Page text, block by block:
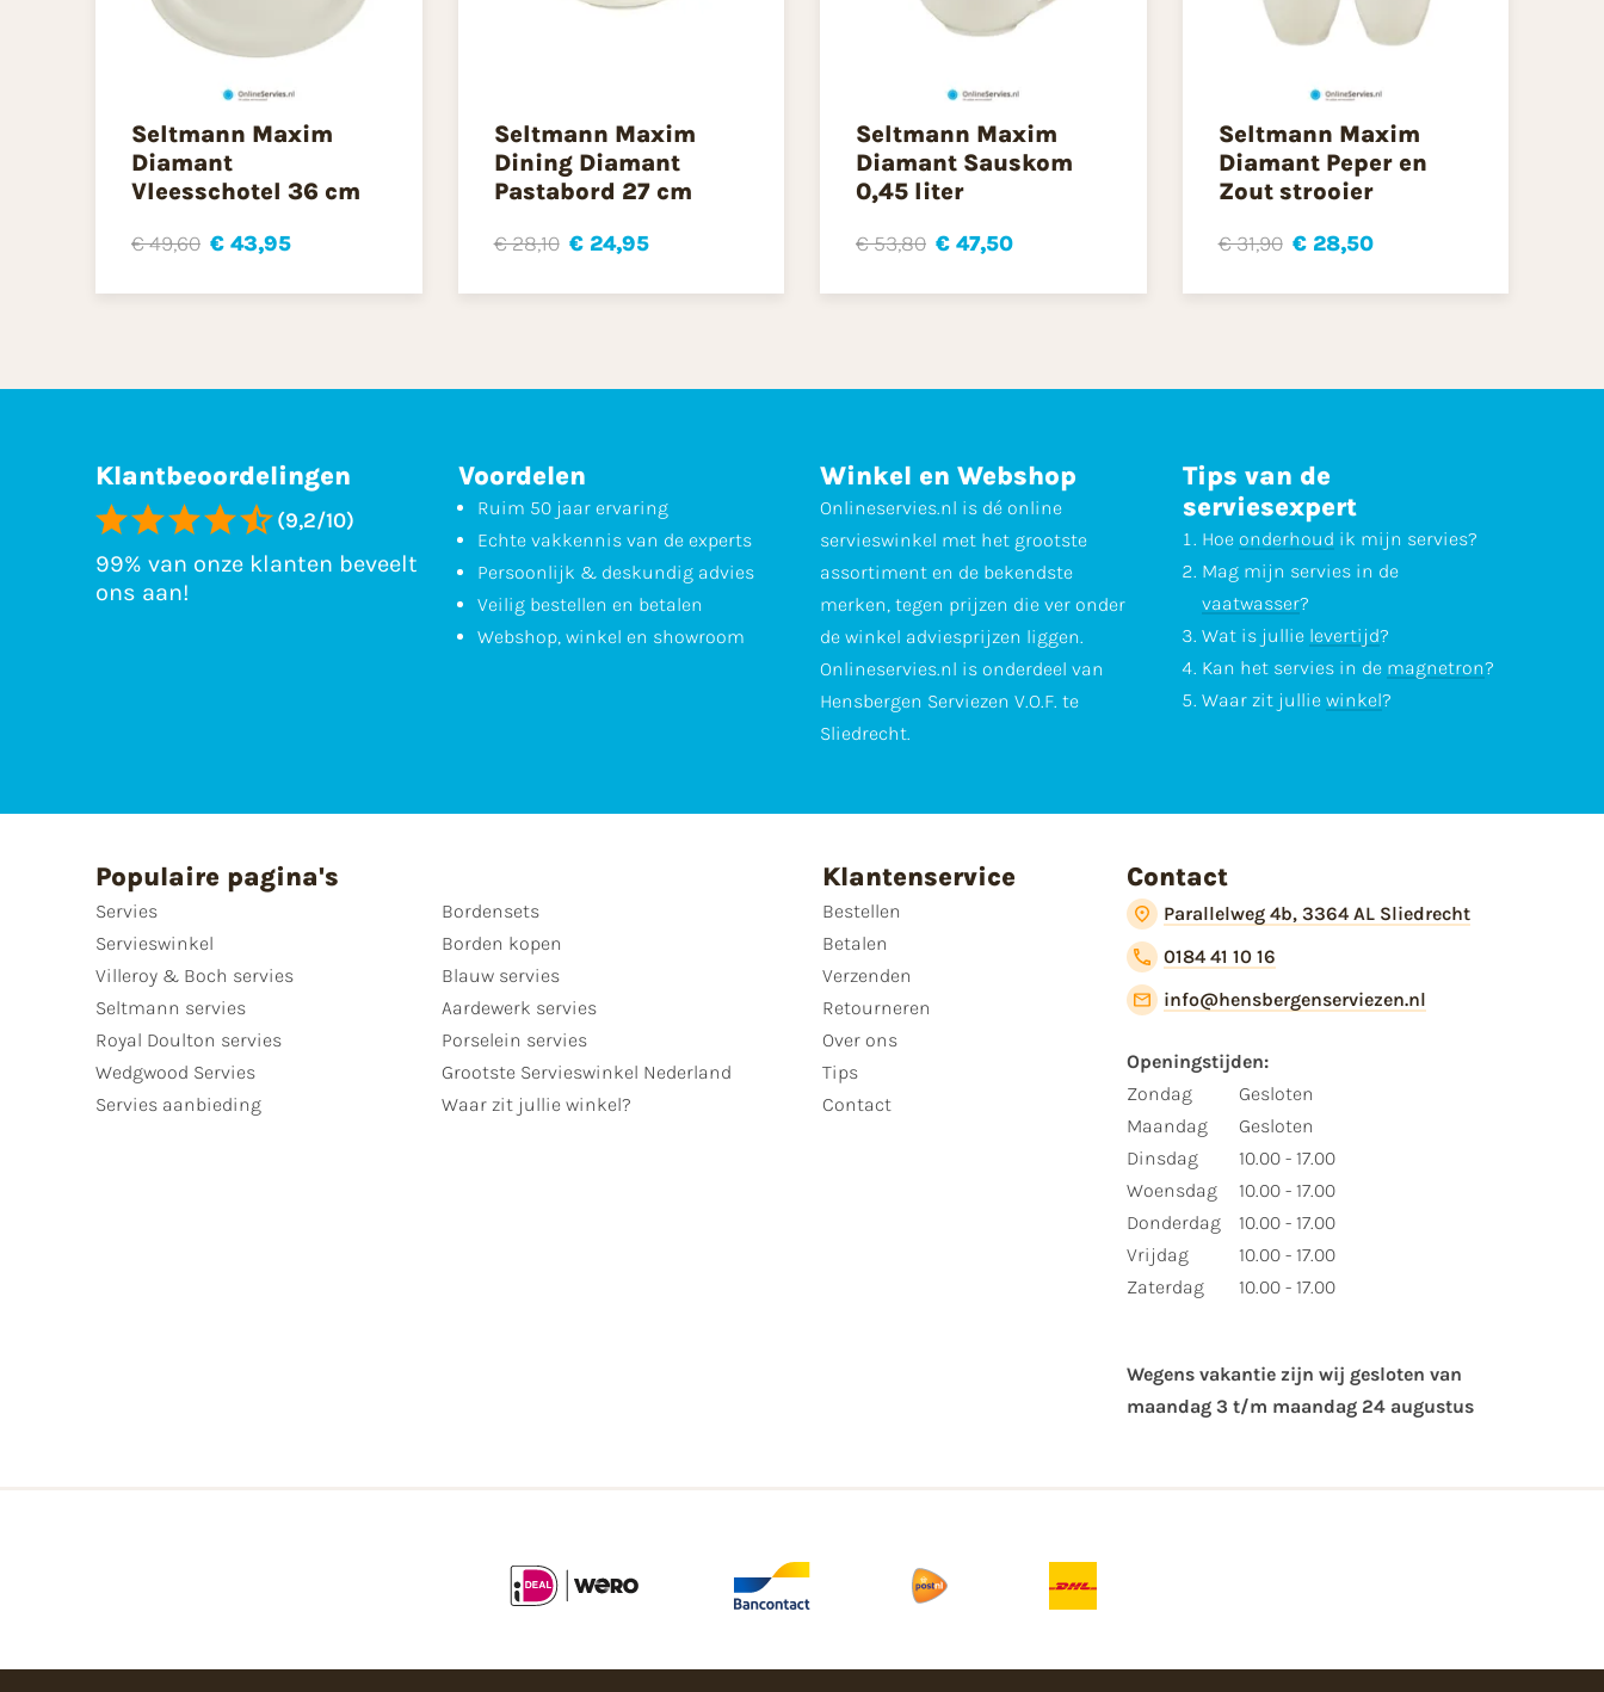
Seltmann Maxim
Diamant
Vleesschotel 36 cm
€ 49,60 € 43,95
Seltmann Maxim
Dining Diamant
Pastabord 27 cm
€ 28,10 € 24,95
Seltmann Maxim
Diamant Sauskom
0,45 liter
€ 53,80 € 47,50
Seltmann Maxim
Diamant Peper en
Zout strooier
€ 31,90 € 28,50
Klantbeoordelingen
(9,2/10)
99% van onze klanten beveelt
ons aan!
Voordelen
Ruim 50 jaar ervaring
Echte vakkennis van de experts
Persoonlijk & deskundig advies
Veilig bestellen en betalen
Webshop, winkel en showroom
Winkel en Webshop
Onlineservies.nl is dé online
servieswinkel met het grootste
assortiment en de bekendste
merken, tegen prijzen die ver onder
de winkel adviesprijzen liggen.
Onlineservies.nl is onderdeel van
Hensbergen Serviezen V.O.F. te
Sliedrecht.
Tips van de
serviesexpert
Hoe onderhoud ik mijn servies?
Mag mijn servies in de
vaatwasser?
Wat is jullie levertijd?
Kan het servies in de magnetron?
Waar zit jullie winkel?
Populaire pagina's
Servies
Servieswinkel
Villeroy & Boch servies
Seltmann servies
Royal Doulton servies
Wedgwood Servies
Servies aanbieding
Bordensets
Borden kopen
Blauw servies
Aardewerk servies
Porselein servies
Grootste Servieswinkel Nederland
Waar zit jullie winkel?
Klantenservice
Bestellen
Betalen
Verzenden
Retourneren
Over ons
Tips
Contact
Contact
Parallelweg 4b, 3364 AL Sliedrecht
0184 41 10 16
info@hensbergenserviezen.nl
Openingstijden:
Zondag
Maandag
Dinsdag
Woensdag
Donderdag
Vrijdag
Zaterdag
Gesloten
Gesloten
10.00 - 17.00
10.00 - 17.00
10.00 - 17.00
10.00 - 17.00
10.00 - 17.00
Wegens vakantie zijn wij gesloten van ​
maandag 3 t/m maandag 24 augustus